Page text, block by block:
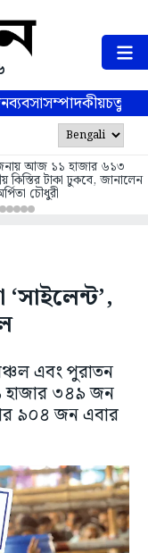
ব্যবসাসম্পাদকীয়
আজ ১১ হাজার ৬১৩
কিস্তির টাকা ঢুকবে, জানালেন
চৌধুরী
এবং পুরাতন
হাজার ৩৪৯ জন
৯০৪ জন এবার